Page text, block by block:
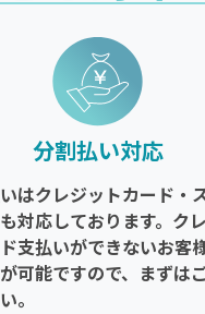
分割払い対応
はクレジットカード・
対応しております。ク
支払いができないお客
可能ですので、まずは
。